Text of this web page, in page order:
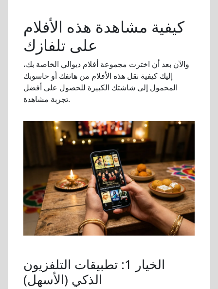
كيفية مشاهدة هذه الأفلام
على تلفازك
والآن بعد أن اخترت مجموعة أفلام ديوالي الخاصة بك،
إليك كيفية نقل هذه الأفلام من هاتفك أو حاسوبك
المحمول إلى شاشتك الكبيرة للحصول على أفضل
تجربة مشاهدة.
الخيار 1: تطبيقات التلفزيون
الذكي (الأسهل)